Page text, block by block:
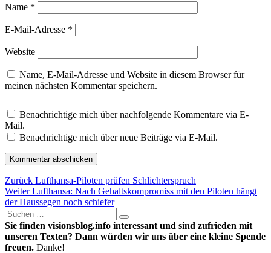
Name *
E-Mail-Adresse *
Website
Name, E-Mail-Adresse und Website in diesem Browser für
meinen nächsten Kommentar speichern.
Benachrichtige mich über nachfolgende Kommentare via E-
Mail.
Benachrichtige mich über neue Beiträge via E-Mail.
Beitragsnavigation
Zurück Vorheriger
Beitrag:
Lufthansa-Piloten prüfen Schlichterspruch
Weiter Nächster
Beitrag:
Lufthansa: Nach Gehaltskompromiss mit den Piloten hängt
der Haussegen noch schiefer
Suche
nach:
Suchen
Sie finden visionsblog.info interessant und sind zufrieden mit
unseren Texten? Dann würden wir uns über eine kleine Spende
freuen. Danke!